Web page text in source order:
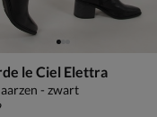
le Ciel Elettra
- zwart